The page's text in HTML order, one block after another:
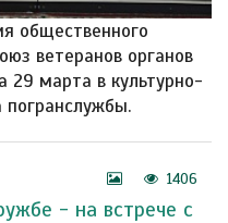
общественного
ветеранов органов
29 марта в культурно-
погранслужбы.
1406
- на встрече с